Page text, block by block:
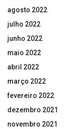
agosto 2022
julho 2022
junho 2022
maio 2022
abril 2022
março 2022
fevereiro 2022
dezembro 2021
novembro 2021